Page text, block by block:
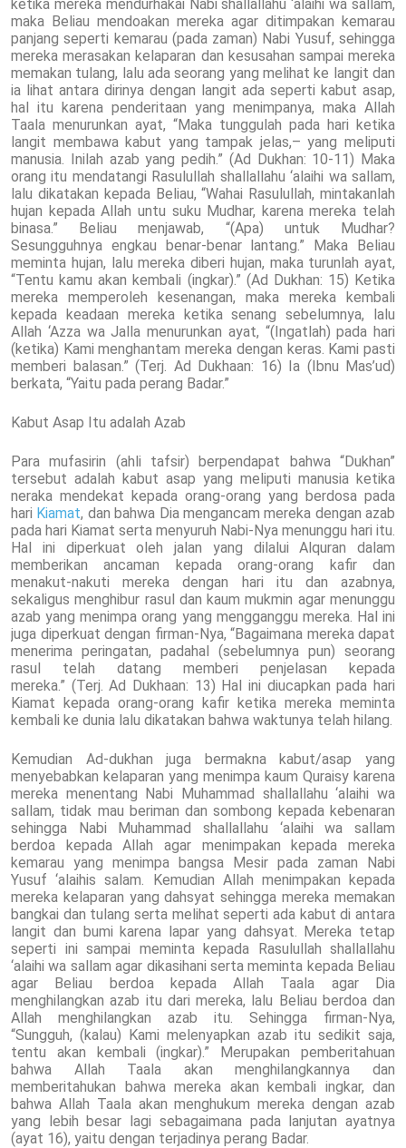
ketika mereka mendurhakai Nabi shallallahu ‘alaihi wa sallam,
maka Beliau mendoakan mereka agar ditimpakan kemarau
panjang seperti kemarau (pada zaman) Nabi Yusuf, sehingga
mereka merasakan kelaparan dan kesusahan sampai mereka
memakan tulang, lalu ada seorang yang melihat ke langit dan
ia lihat antara dirinya dengan langit ada seperti kabut asap,
hal itu karena penderitaan yang menimpanya, maka Allah
Taala menurunkan ayat, “Maka tunggulah pada hari ketika
langit membawa kabut yang tampak jelas,– yang meliputi
manusia. Inilah azab yang pedih.” (Ad Dukhan: 10-11) Maka
orang itu mendatangi Rasulullah shallallahu ‘alaihi wa sallam,
lalu dikatakan kepada Beliau, “Wahai Rasulullah, mintakanlah
hujan kepada Allah untu suku Mudhar, karena mereka telah
binasa.” Beliau menjawab, “(Apa) untuk Mudhar?
Sesungguhnya engkau benar-benar lantang.” Maka Beliau
meminta hujan, lalu mereka diberi hujan, maka turunlah ayat,
“Tentu kamu akan kembali (ingkar).” (Ad Dukhan: 15) Ketika
mereka memperoleh kesenangan, maka mereka kembali
kepada keadaan mereka ketika senang sebelumnya, lalu
Allah ‘Azza wa Jalla menurunkan ayat, “(Ingatlah) pada hari
(ketika) Kami menghantam mereka dengan keras. Kami pasti
memberi balasan.” (Terj. Ad Dukhaan: 16) Ia (Ibnu Mas’ud)
berkata, “Yaitu pada perang Badar.”
Kabut Asap Itu adalah Azab
Para mufasirin (ahli tafsir) berpendapat bahwa “Dukhan”
tersebut adalah kabut asap yang meliputi manusia ketika
neraka mendekat kepada orang-orang yang berdosa pada
hari Kiamat, dan bahwa Dia mengancam mereka dengan azab
pada hari Kiamat serta menyuruh Nabi-Nya menunggu hari itu.
Hal ini diperkuat oleh jalan yang dilalui Alquran dalam
memberikan ancaman kepada orang-orang kafir dan
menakut-nakuti mereka dengan hari itu dan azabnya,
sekaligus menghibur rasul dan kaum mukmin agar menunggu
azab yang menimpa orang yang mengganggu mereka. Hal ini
juga diperkuat dengan firman-Nya, “Bagaimana mereka dapat
menerima peringatan, padahal (sebelumnya pun) seorang
rasul telah datang memberi penjelasan kepada
mereka.” (Terj. Ad Dukhaan: 13) Hal ini diucapkan pada hari
Kiamat kepada orang-orang kafir ketika mereka meminta
kembali ke dunia lalu dikatakan bahwa waktunya telah hilang.
Kemudian Ad-dukhan juga bermakna kabut/asap yang
menyebabkan kelaparan yang menimpa kaum Quraisy karena
mereka menentang Nabi Muhammad shallallahu ‘alaihi wa
sallam, tidak mau beriman dan sombong kepada kebenaran
sehingga Nabi Muhammad shallallahu ‘alaihi wa sallam
berdoa kepada Allah agar menimpakan kepada mereka
kemarau yang menimpa bangsa Mesir pada zaman Nabi
Yusuf ‘alaihis salam. Kemudian Allah menimpakan kepada
mereka kelaparan yang dahsyat sehingga mereka memakan
bangkai dan tulang serta melihat seperti ada kabut di antara
langit dan bumi karena lapar yang dahsyat. Mereka tetap
seperti ini sampai meminta kepada Rasulullah shallallahu
‘alaihi wa sallam agar dikasihani serta meminta kepada Beliau
agar Beliau berdoa kepada Allah Taala agar Dia
menghilangkan azab itu dari mereka, lalu Beliau berdoa dan
Allah menghilangkan azab itu. Sehingga firman-Nya,
“Sungguh, (kalau) Kami melenyapkan azab itu sedikit saja,
tentu akan kembali (ingkar).” Merupakan pemberitahuan
bahwa Allah Taala akan menghilangkannya dan
memberitahukan bahwa mereka akan kembali ingkar, dan
bahwa Allah Taala akan menghukum mereka dengan azab
yang lebih besar lagi sebagaimana pada lanjutan ayatnya
(ayat 16), yaitu dengan terjadinya perang Badar.